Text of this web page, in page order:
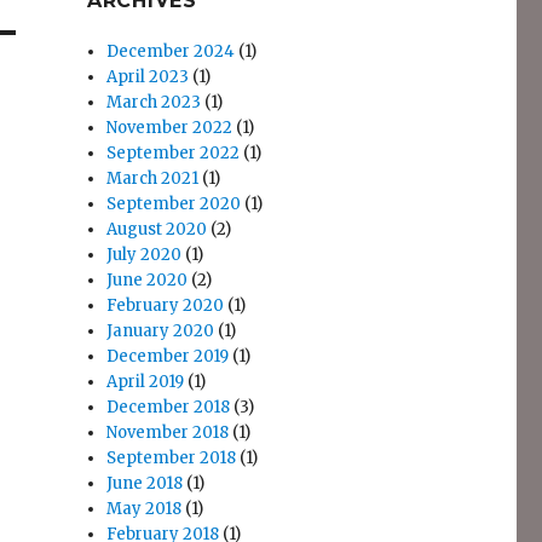
December 2024 (1)
April 2023 (1)
March 2023 (1)
November 2022 (1)
September 2022 (1)
March 2021 (1)
September 2020 (1)
August 2020 (2)
July 2020 (1)
June 2020 (2)
February 2020 (1)
January 2020 (1)
December 2019 (1)
April 2019 (1)
December 2018 (3)
November 2018 (1)
September 2018 (1)
June 2018 (1)
May 2018 (1)
February 2018 (1)